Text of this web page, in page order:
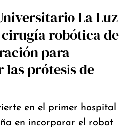
La Luz
robótica de
para
las prótesis de
en el primer hospital
en incorporar el robot